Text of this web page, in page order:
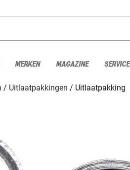
MERKEN MAGAZINE SERVICE
Uitlaatpakkingen
Uitlaatpakking